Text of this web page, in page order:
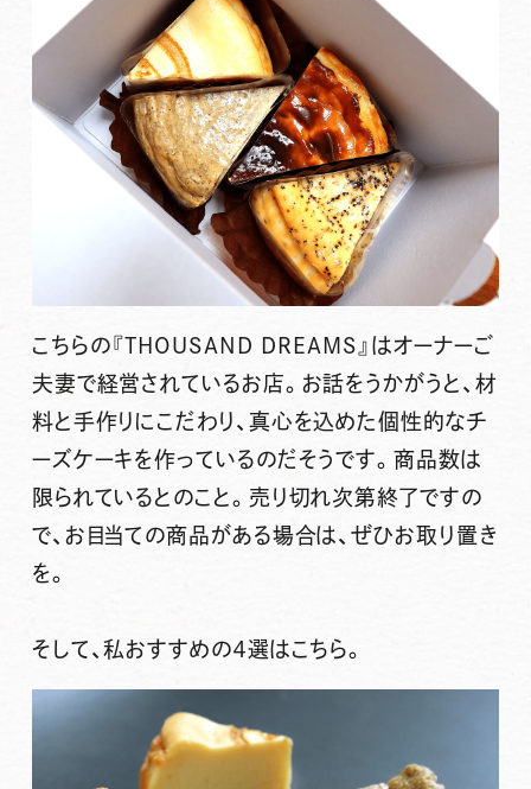
こちらの『THOUSAND DREAMS』はオーナーご
夫妻で経営されているお店。お話をうかがうと、材
料と手作りにこだわり、真心を込めた個性的なチ
ーズケーキを作っているのだそうです。商品数は
限られているとのこと。 売り切れ次第終了ですの
で、お目当ての商品がある場合は、ぜひお取り置き
を。
そして、私おすすめの４選はこちら。